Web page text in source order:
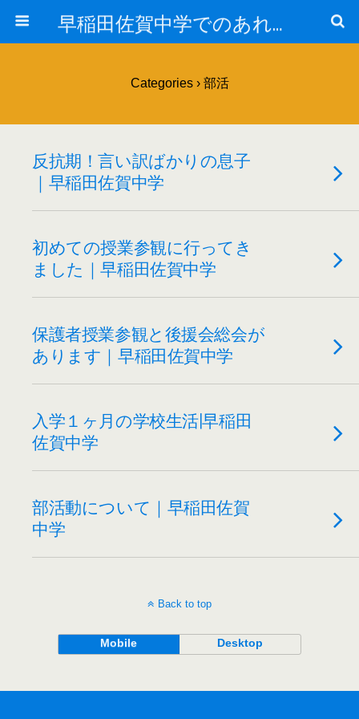
早稲田佐賀中学でのあれこれ
Categories ›部活
反抗期！言い訳ばかりの息子
｜早稲田佐賀中学
初めての授業参観に行ってき
ました｜早稲田佐賀中学
保護者授業参観と後援会総会が
あります｜早稲田佐賀中学
入学１ヶ月の学校生活|早稲田
佐賀中学
部活動について｜早稲田佐賀
中学
Back to top
Mobile Desktop